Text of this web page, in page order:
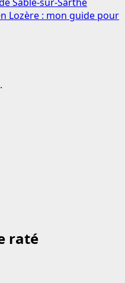
Sablé-sur-Sarthe
Lozère : mon guide pour
raté